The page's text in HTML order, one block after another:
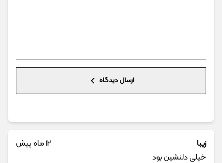
ارسال دیدگاه
زیبا
12 ماه پیش
خیلی دلنشين بود